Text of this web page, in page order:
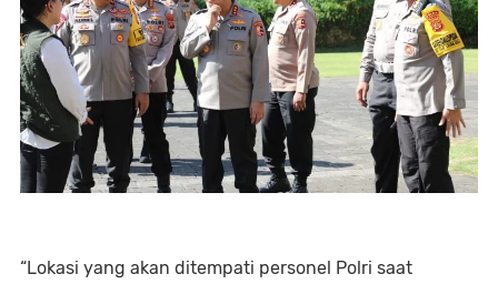
“Lokasi yang akan ditempati personel Polri saat